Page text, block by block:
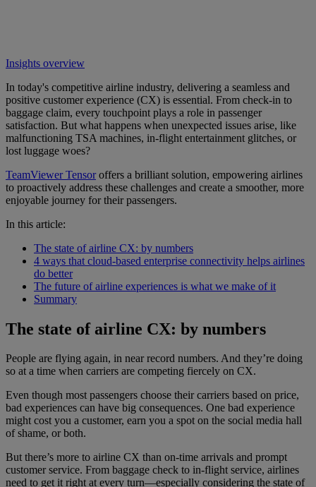
Insights overview
In today's competitive airline industry, delivering a seamless and
positive customer experience (CX) is essential. From check-in to
baggage claim, every touchpoint plays a role in passenger
satisfaction. But what happens when unexpected issues arise, like
malfunctioning TSA machines, in-flight entertainment glitches, or
lost luggage woes?
TeamViewer Tensoroffers a brilliant solution, empowering airlines
to proactively address these challenges and create a smoother, more
enjoyable journey for their passengers.
In this article:
The state of airline CX: by numbers
4 ways that cloud-based enterprise connectivity helps airlines
do better
The future of airline experiences is what we make of it
Summary
The state of airline CX: by numbers
People are flying again, in near record numbers. And they’re doing
so at a time when carriers are competing fiercely on CX.
Even though most passengers choose their carriers based on price,
bad experiences can have big consequences. One bad experience
might cost you a customer, earn you a spot on the social media hall
of shame, or both.
But there’s more to airline CX than on-time arrivals and prompt
customer service. From baggage check to in-flight service, airlines
need to get it right at every turn—especially considering the state of